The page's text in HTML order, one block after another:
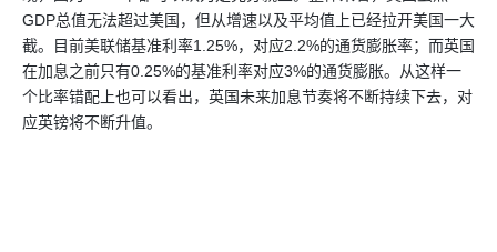
GDP总值无法超过美国，但从增速以及平均值上已经拉开美国一大
截。目前美联储基准利率1.25%，对应2.2%的通货膨胀率；而英国
在加息之前只有0.25%的基准利率对应3%的通货膨胀。从这样一
个比率错配上也可以看出，英国未来加息节奏将不断持续下去，对
应英镑将不断升值。